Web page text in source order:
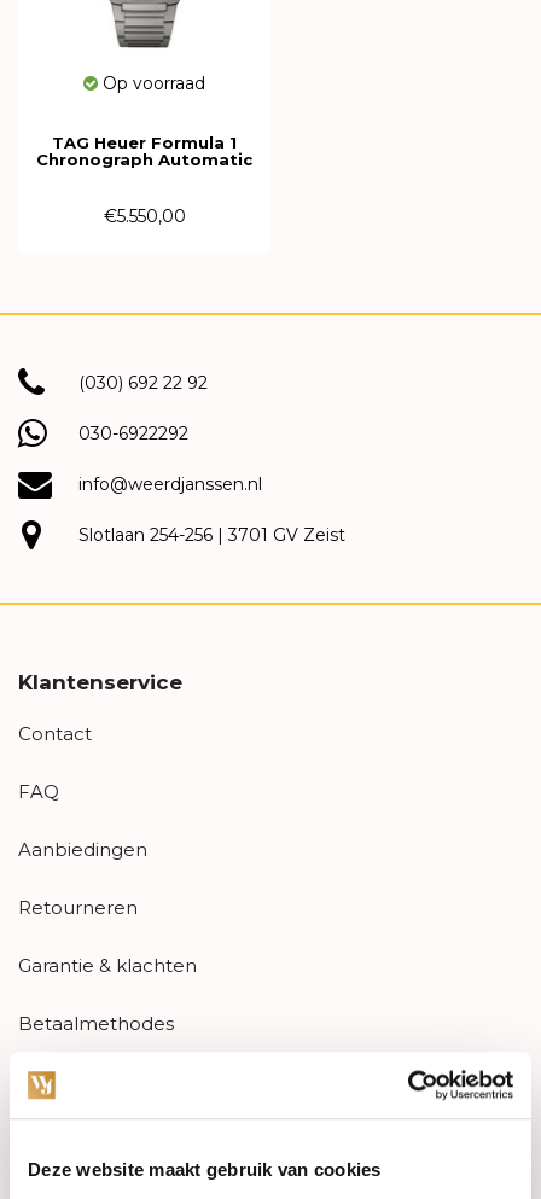
Deze website maakt gebruik van cookies
Op voorraad
TAG Heuer Formula 1
Chronograph Automatic
€5.550,00
(030) 692 22 92
030-6922292
info@weerdjanssen.nl
Slotlaan 254-256 | 3701 GV Zeist
Klantenservice
Contact
FAQ
Aanbiedingen
Retourneren
Garantie & klachten
Betaalmethodes
Sitemap
Categorieën